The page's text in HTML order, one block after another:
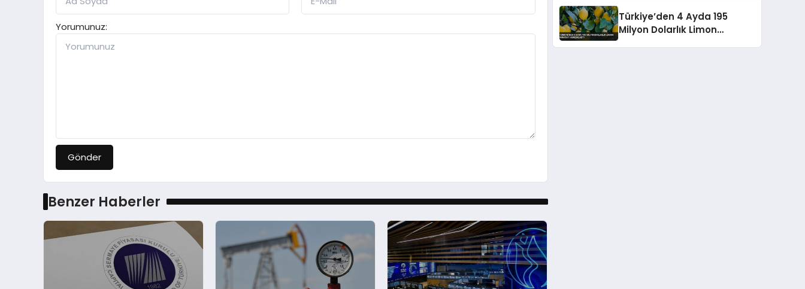
Yorumunuz:
Gönder
Benzer Haberler
Türkiye’den 4 Ayda 195
Milyon Dolarlık Limon